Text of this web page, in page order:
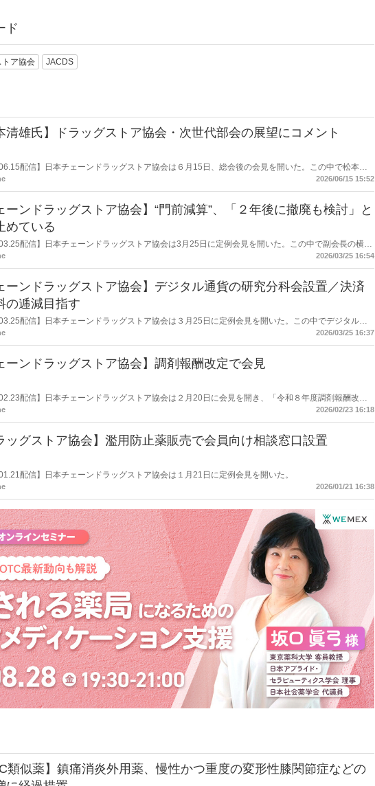
ド
トア協会 JACDS
清雄氏】ドラッグストア協会・次世代部会の展望にコメント
配信】日本チェーンドラッグストア協会は６月15日、総会後の会見を開いた。この中で松本清
ツキヨココカラ＆カンパニー代表取締役社長）が協会の次世代部会についてコメントした。2026/06/15 15:52
ーンドラッグストア協会】“門前減算”、「２年後に撤廃も検討」と
めている
配信】日本チェーンドラッグストア協会は3月25日に定例会見を開いた。この中で副会長の横山
コスモス薬品代表取締役社長）は、協会と厚労省との調剤報酬改定に関する話し合いの進捗について
2026/03/25 16:54
ーンドラッグストア協会】デジタル通貨の研究分科会設置／決済
の逓減目指す
配信】日本チェーンドラッグストア協会は３月25日に定例会見を開いた。この中でデジタル通
検討を行う分科会を設置すると説明した。決済手数料の逓減を目指す。
2026/03/25 16:37
ーンドラッグストア協会】調剤報酬改定で会見
配信】日本チェーンドラッグストア協会は２月20日に会見を開き、「令和８年度調剤報酬改定
解」を公表、説明した。
2026/02/23 16:18
ッグストア協会】濫用防止薬販売で会員向け相談窓口設置
配信】日本チェーンドラッグストア協会は１月21日に定例会見を開いた。
2026/01/21 16:38
類似薬】鎮痛消炎外用薬、慢性かつ重度の変形性膝関節症などの